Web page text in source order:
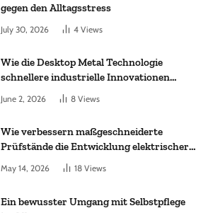
gegen den Alltagsstress
July 30, 2026 4 Views
Wie die Desktop Metal Technologie
schnellere industrielle Innovationen
June 2, 2026 8 Views
Wie verbessern maßgeschneiderte
Prüfstände die Entwicklung elektrischer
May 14, 2026 18 Views
Ein bewusster Umgang mit Selbstpflege